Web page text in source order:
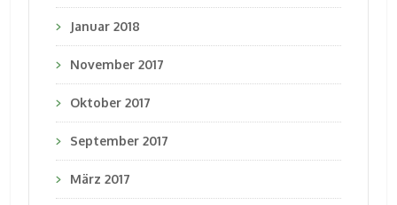
Januar 2018
November 2017
Oktober 2017
September 2017
März 2017